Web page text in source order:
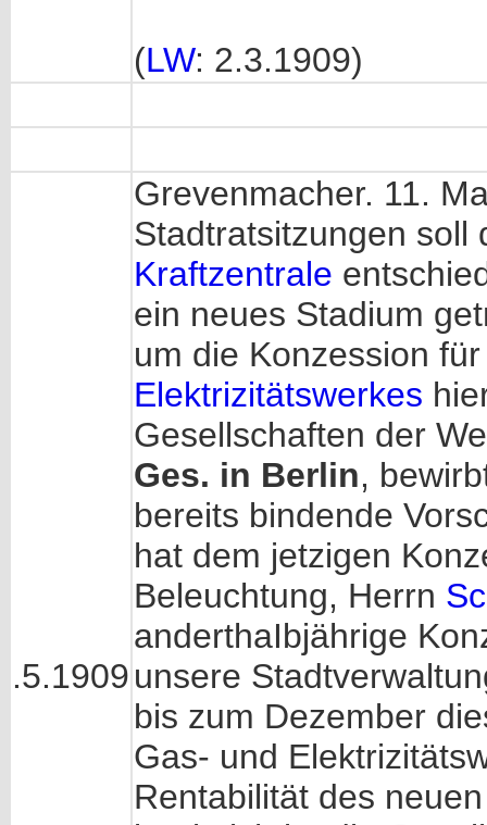
(LW: 2.3.1909)
.5.1909
Grevenmacher. 11.
Stadtratsitzungen
Kraftzentrale
ein neues Stadium
um die Konzession
Elektrizitätswerkes
Gesellschaften der
Ges. in Berlin,
bereits bindende
hat dem jetzigen
Beleuchtung, Herrn
anderthaIbjährige
unsere
bis zum Dezember
Gas- und
Rentabilität des